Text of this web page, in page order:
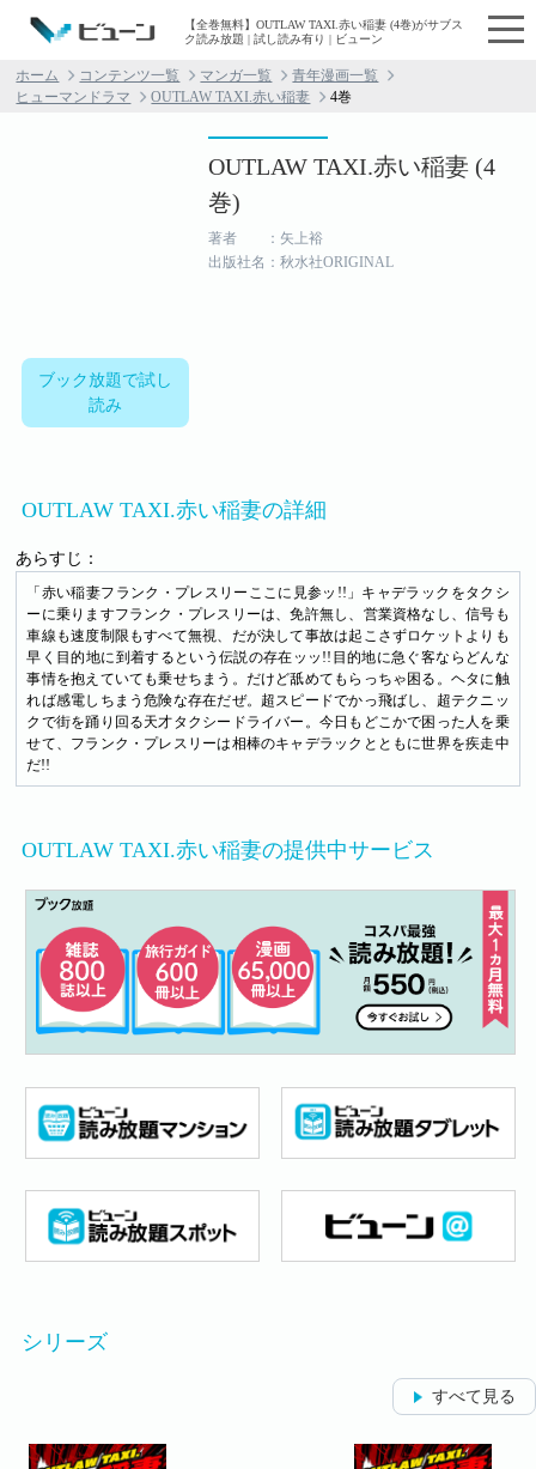
【全巻無料】OUTLAW TAXI.赤い稲妻 (4巻)がサブス
ク読み放題 | 試し読み有り | ビューン
ホーム コンテンツ一覧 マンガ一覧
青年漫画一覧
ヒューマンドラマ
OUTLAW TAXI.赤い稲妻 4巻
ブック放題で試し
読み
OUTLAW TAXI.赤い稲妻 (4
巻)
著者 ：矢上裕
出版社名：秋水社ORIGINAL
OUTLAW TAXI.赤い稲妻の詳細
あらすじ：
「赤い稲妻フランク・プレスリーここに見参ッ!!」キャデラックをタクシ
ーに乗りますフランク・プレスリーは、免許無し、営業資格なし、信号も
車線も速度制限もすべて無視、だが決して事故は起こさずロケットよりも
早く目的地に到着するという伝説の存在ッッ!!目的地に急ぐ客ならどんな
事情を抱えていても乗せちまう。だけど舐めてもらっちゃ困る。ヘタに触
れば感電しちまう危険な存在だぜ。超スピードでかっ飛ばし、超テクニッ
クで街を踊り回る天才タクシードライバー。今日もどこかで困った人を乗
せて、フランク・プレスリーは相棒のキャデラックとともに世界を疾走中
だ!!
OUTLAW TAXI.赤い稲妻の提供中サービス
シリーズ
すべて見る